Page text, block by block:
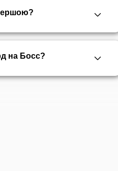
на Босс?